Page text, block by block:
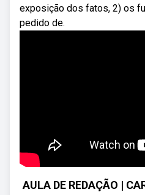
exposição dos fatos, 2) os
pedido de.
AULA DE REDAÇÃO |